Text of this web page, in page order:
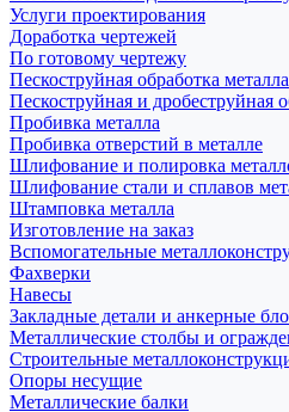
Услуги проектирования
Доработка чертежей
По готовому чертежу
Пескоструйная обработка металла
Пескоструйная и дробеструйная
Пробивка металла
Пробивка отверстий в металле
Шлифование и полировка
Шлифование стали и сплавов
Штамповка металла
Изготовление на заказ
Вспомогательные
Фахверки
Навесы
Закладные детали и анкерные
Металлические столбы и
Строительные
Опоры несущие
Металлические балки